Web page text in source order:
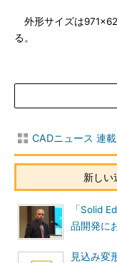
外形サイズは
る。
CADニュース 連
新しい
「Solid
品開発に
見込み変